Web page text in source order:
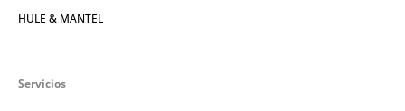
HULE & MANTEL
Servicios